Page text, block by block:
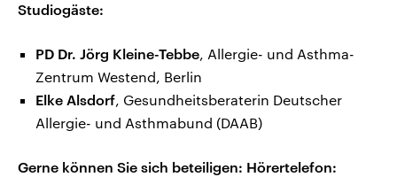
Studiogäste:
PD Dr. Jörg Kleine-Tebbe, Allergie- und Asthma-
Zentrum Westend, Berlin
Elke Alsdorf, Gesundheitsberaterin Deutscher
Allergie- und Asthmabund (DAAB)
Gerne können Sie sich beteiligen: Hörertelefon: